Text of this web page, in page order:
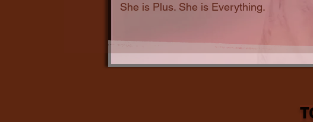
She is Plus. She is Everything.